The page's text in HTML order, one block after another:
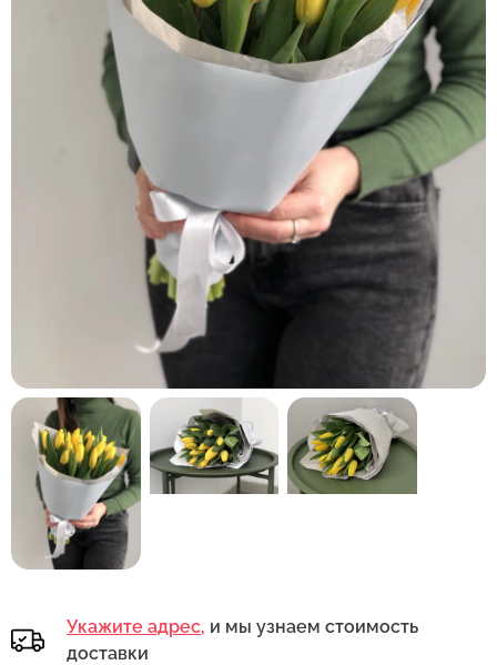
Укажите адрес, и мы узнаем стоимость
доставки
кнопку "Выбрать".